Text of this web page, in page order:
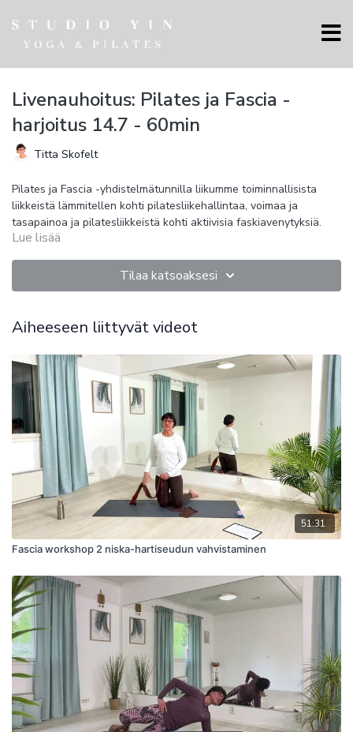
Livenauhoitus: Pilates ja Fascia -
harjoitus 14.7 - 60min
Titta Skofelt
Pilates ja Fascia -yhdistelmätunnilla liikumme toiminnallisista
liikkeistä lämmitellen kohti pilatesliikehallintaa, voimaa ja
tasapainoa ja pilatesliikkeistä kohti aktiivisia faskiavenytyksiä.
Tunti kehittää voimaa, kestävyyttä, liikkuvuutta ja ryhtiä
liikehallinta lisääntyy voima-, liikkuvuus- ja
koordinaatioharjoitteilla.
Fascia- harjoituksessa yhdistyvät myofaskiaalinen
lihaksille, liikehallintaharjoittelu ja faskiakäsittely pallolla. Fascia
- harjoitus sopii kaikille, jotka haluavat tehokkaasti parantaa
suorituskykyään ja edistää hyvinvointiaan.
Lue lisää
Tilaa katsoaksesi
Aiheeseen liittyvät videot
51:31
Fascia workshop 2 niska-hartiseudun vahvistaminen